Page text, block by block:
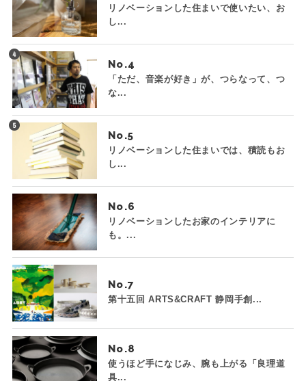
リノベーションした住まいで使いたい、お
し...
No.
「ただ、音楽が好き」が、つらなって、つ
な...
No.
リノベーションした住まいでは、積読もお
し...
No.
リノベーションしたお家のインテリアに
も。...
No.
第十五回 ARTS&CRAFT 静岡手創...
No.
使うほど手になじみ、腕も上がる「良理道
具...